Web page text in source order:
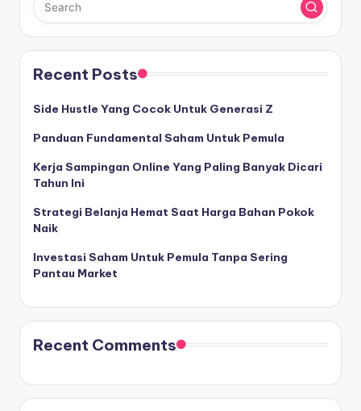
Recent Posts
Side Hustle Yang Cocok Untuk Generasi Z
Panduan Fundamental Saham Untuk Pemula
Kerja Sampingan Online Yang Paling Banyak Dicari
Tahun Ini
Strategi Belanja Hemat Saat Harga Bahan Pokok
Naik
Investasi Saham Untuk Pemula Tanpa Sering
Pantau Market
Recent Comments